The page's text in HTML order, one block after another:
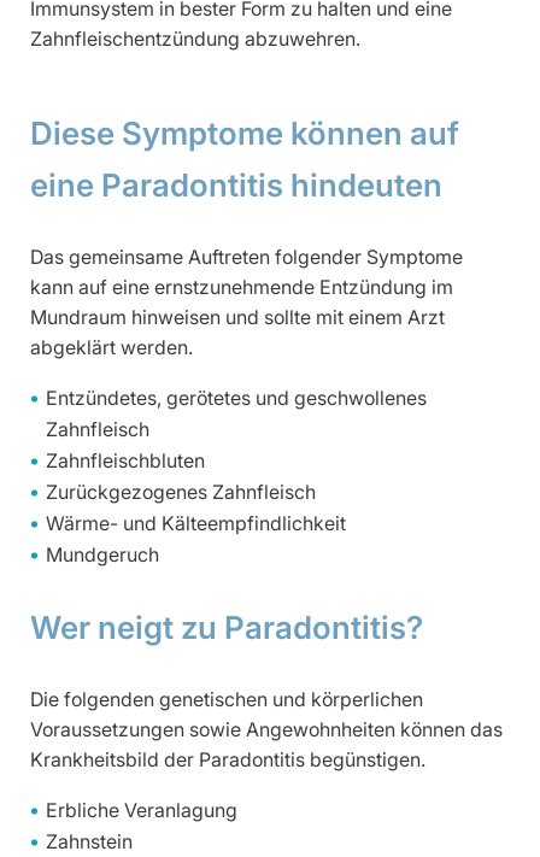
Immunsystem in bester Form zu halten und eine
Zahnfleischentzündung abzuwehren.
Diese Symptome können auf
eine Paradontitis hindeuten
Das gemeinsame Auftreten folgender Symptome
kann auf eine ernstzunehmende Entzündung im
Mundraum hinweisen und sollte mit einem Arzt
abgeklärt werden.
Entzündetes, gerötetes und geschwollenes
Zahnfleisch
Zahnfleischbluten
Zurückgezogenes Zahnfleisch
Wärme- und Kälteempfindlichkeit
Mundgeruch
Wer neigt zu Paradontitis?
Die folgenden genetischen und körperlichen
Voraussetzungen sowie Angewohnheiten können das
Krankheitsbild der Paradontitis begünstigen.
Erbliche Veranlagung
Zahnstein